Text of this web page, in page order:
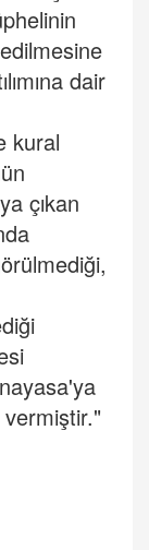
dair
kural
çıkan
vermiştir."